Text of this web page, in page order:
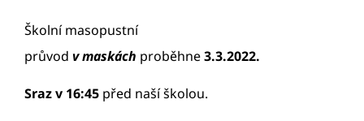
Školní masopustní
průvod vmaskách proběhne3.3.2022.
Sraz v 16:45 před naší školou.